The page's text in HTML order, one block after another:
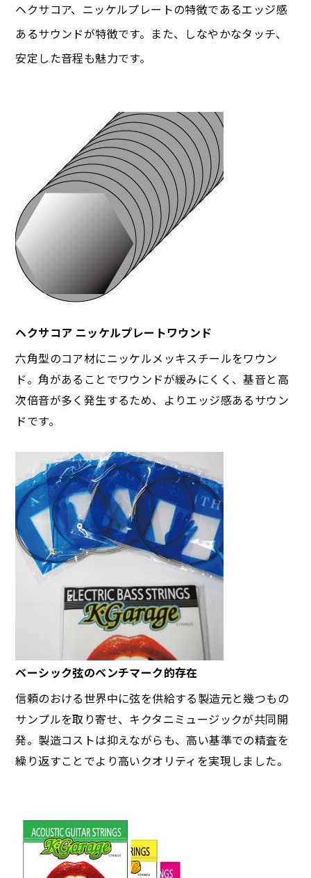
ヘクサコア、ニッケルプレートの特徴であるエッジ感
あるサウンドが特徴です。また、しなやかなタッチ、
安定した音程も魅力です。
ヘクサコア ニッケルプレートワウンド
六角型のコア材にニッケルメッキスチールをワウン
ド。角があることでワウンドが緩みにくく、基音と高
次倍音が多く発生するため、よりエッジ感あるサウン
ドです。
ベーシック弦のベンチマーク的存在
信頼のおける世界中に弦を供給する製造元と幾つもの
サンプルを取り寄せ、キクタニミュージックが共同開
発。製造コストは抑えながらも、高い基準での精査を
繰り返すことでより高いクオリティを実現しました。